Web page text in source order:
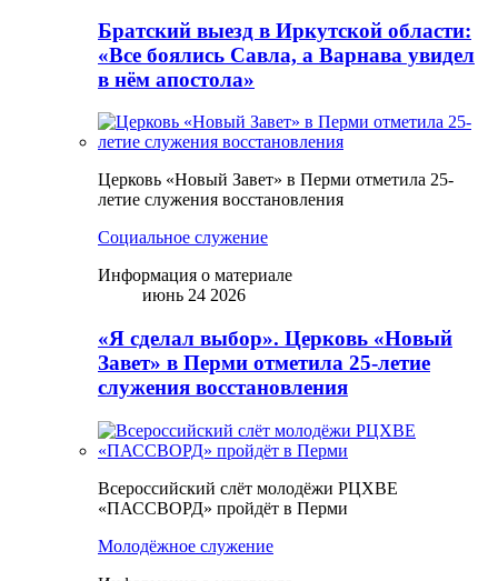
Братский выезд в Иркутской области:
«Все боялись Савла, а Варнава увидел
в нём апостола»
Церковь «Новый Завет» в Перми отметила 25-
летие служения восстановления
Социальное служение
Информация о материале
июнь 24 2026
«Я сделал выбор». Церковь «Новый
Завет» в Перми отметила 25-летие
служения восстановления
Всероссийский слёт молодёжи РЦХВЕ
«ПАССВОРД» пройдёт в Перми
Молодёжное служение